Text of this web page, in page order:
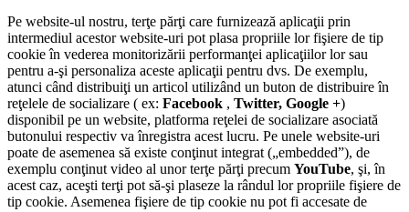
Pe website-ul nostru, terţe părţi care furnizează aplicaţii prin
intermediul acestor website-uri pot plasa propriile lor fişiere de tip
cookie în vederea monitorizării performanţei aplicaţiilor lor sau
pentru a-şi personaliza aceste aplicaţii pentru dvs. De exemplu,
atunci când distribuiţi un articol utilizând un buton de distribuire în
reţelele de socializare ( ex: Facebook , Twitter, Google +)
disponibil pe un website, platforma reţelei de socializare asociată
butonului respectiv va înregistra acest lucru. Pe unele website-uri
poate de asemenea să existe conţinut integrat („embedded”), de
exemplu conţinut video al unor terţe părţi precum YouTube, şi, în
acest caz, aceşti terţi pot să-şi plaseze la rândul lor propriile fişiere de
tip cookie. Asemenea fişiere de tip cookie nu pot fi accesate de